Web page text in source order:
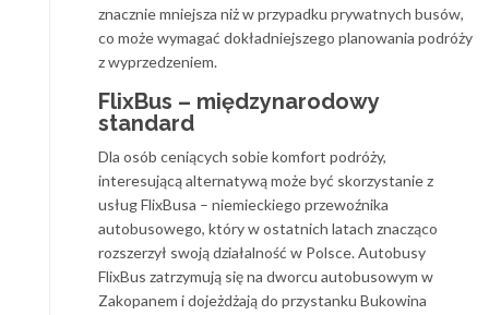
znacznie mniejsza niż w przypadku prywatnych busów,
co może wymagać dokładniejszego planowania podróży
z wyprzedzeniem.
FlixBus – międzynarodowy
standard
Dla osób ceniących sobie komfort podróży,
interesującą alternatywą może być skorzystanie z
usług FlixBusa – niemieckiego przewoźnika
autobusowego, który w ostatnich latach znacząco
rozszerzył swoją działalność w Polsce. Autobusy
FlixBus zatrzymują się na dworcu autobusowym w
Zakopanem i dojeżdżają do przystanku Bukowina